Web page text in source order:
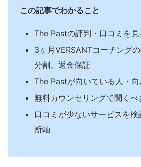
この記事でわかること
The Pastの評判・口コミを
3ヶ月VERSANTコーチングの
分割、返金保証
The Pastが向いている人・向
無料カウンセリングで聞くべ
口コミが少ないサービスを
断軸